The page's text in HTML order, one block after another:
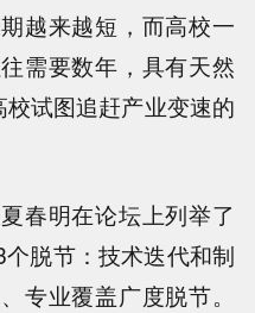
越来越短，而高校一
需要数年，具有天然
校试图追赶产业变速的
春明在论坛上列举了
脱节：技术迭代和制
专业覆盖广度脱节。